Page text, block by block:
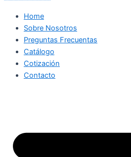
Home
Sobre Nosotros
Preguntas Frecuentas
Catálogo
Cotización
Contacto